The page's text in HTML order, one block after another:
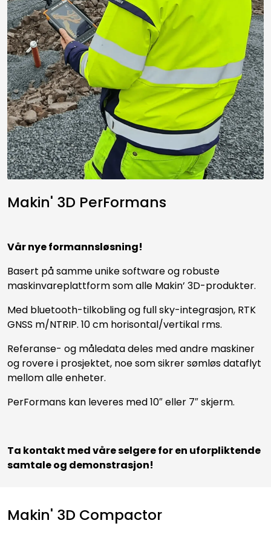
Makin' 3D PerFormans
Vår nye formannsløsning!
Basert på samme unike software og robuste
maskinvareplattform som alle Makin’ 3D-produkter.
Med bluetooth-tilkobling og full sky-integrasjon, RTK
GNSS m/NTRIP. 10 cm horisontal/vertikal rms.
Referanse- og måledata deles med andre maskiner
og rovere i prosjektet, noe som sikrer sømløs dataflyt
mellom alle enheter.
PerFormans kan leveres med 10″ eller 7″ skjerm.
Ta kontakt med våre selgere for en uforpliktende
samtale og demonstrasjon!
Makin' 3D Compactor